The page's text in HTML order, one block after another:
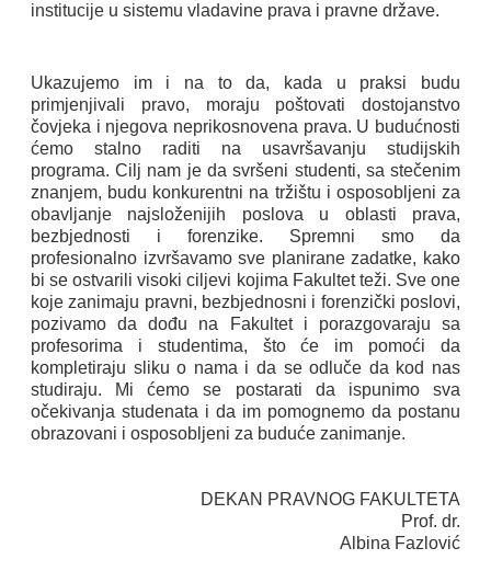
institucije u sistemu vladavine prava i pravne države.
Ukazujemo im i na to da, kada u praksi budu
primjenjivali pravo, moraju poštovati dostojanstvo
čovjeka i njegova neprikosnovena prava. U budućnosti
ćemo stalno raditi na usavršavanju studijskih
programa. Cilj nam je da svršeni studenti, sa stečenim
znanjem, budu konkurentni na tržištu i osposobljeni za
obavljanje najsloženijih poslova u oblasti prava,
bezbjednosti i forenzike. Spremni smo da
profesionalno izvršavamo sve planirane zadatke, kako
bi se ostvarili visoki ciljevi kojima Fakultet teži. Sve one
koje zanimaju pravni, bezbjednosni i forenzički poslovi,
pozivamo da dođu na Fakultet i porazgovaraju sa
profesorima i studentima, što će im pomoći da
kompletiraju sliku o nama i da se odluče da kod nas
studiraju. Mi ćemo se postarati da ispunimo sva
očekivanja studenata i da im pomognemo da postanu
obrazovani i osposobljeni za buduće zanimanje.
DEKAN PRAVNOG FAKULTETA
Prof. dr.
Albina Fazlović